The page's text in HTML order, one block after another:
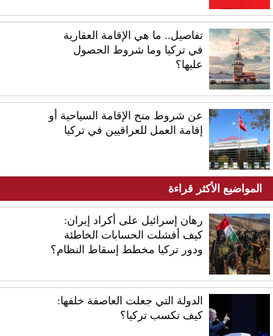
تفاصيل.. ما هي الإقامة العقارية
في تركيا وما شروط الحصول
عليها؟
عن شروط منح الإقامة السياحية أو
إقامة العمل للعراقيين في تركيا
المواضيع الأكثر قراءة
رهان إسرائيل على أكراد إيران:
كيف أفشلت الحسابات الخاطئة
ودور تركيا مخطط إسقاط النظام؟
الدولة التي جعلت العاصفة خلفها:
كيف تكسب تركيا؟